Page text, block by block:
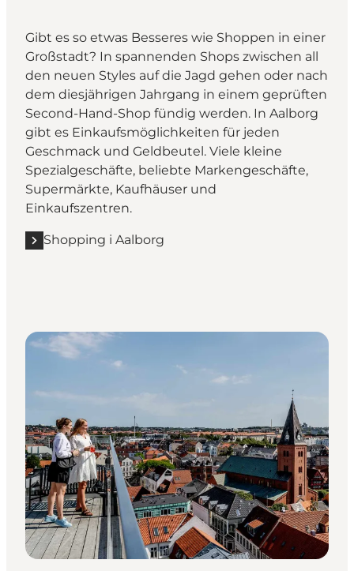
Gibt es so etwas Besseres wie Shoppen in einer
Großstadt? In spannenden Shops zwischen all
den neuen Styles auf die Jagd gehen oder nach
dem diesjährigen Jahrgang in einem geprüften
Second-Hand-Shop fündig werden. In Aalborg
gibt es Einkaufsmöglichkeiten für jeden
Geschmack und Geldbeutel. Viele kleine
Spezialgeschäfte, beliebte Markengeschäfte,
Supermärkte, Kaufhäuser und
Einkaufszentren.
Shopping i Aalborg